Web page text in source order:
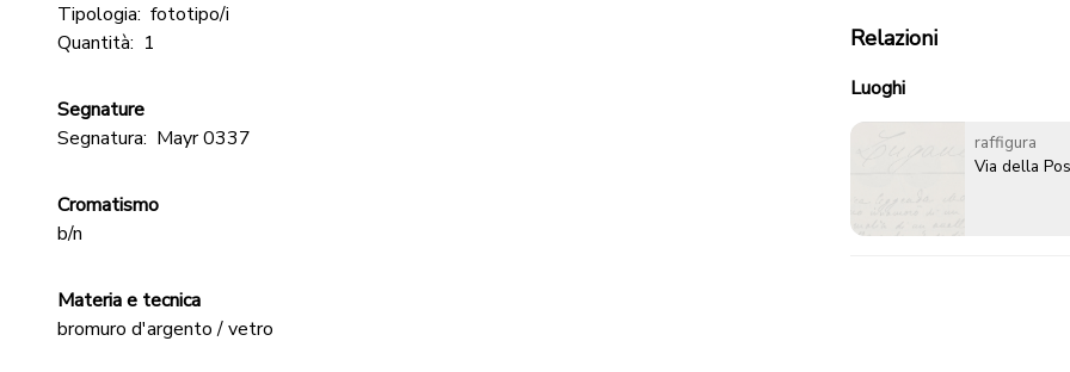
Tipologia: fototipo/i
Quantità: 1
Segnature
Segnatura: Mayr 0337
Cromatismo
b/n
Materia e tecnica
bromuro d'argento / vetro
Relazioni
Luoghi
raffigura
Via della